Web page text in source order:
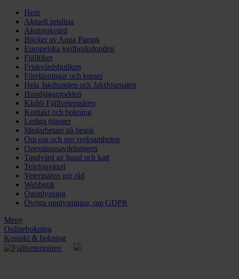
Hem
Aktuell prislista
Akutsjukvård
Böcker av Anna Pamuk
Europeiska jordbruksfonden
Fjällfiket
Friskvårdsbutiken
Föreläsningar och kurser
Hela Jakthunden och JaktJournalen
Hundjägarpodden
Klubb Fjällveterinären
Kontakt och bokning
Lediga tjänster
Medarbetare på besök
Om oss och om verksamheten
Operationsavdelningen
Tandvård av hund och katt
Telefonväxel
Veterinären ger råd
Webbutik
Ögonlysning
Övriga upplysningar, om GDPR
Meny
Onlinebokning
Kontakt & bokning